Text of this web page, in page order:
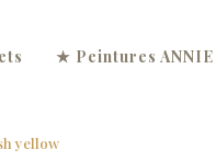
★ Peintures ANNIE
yellow